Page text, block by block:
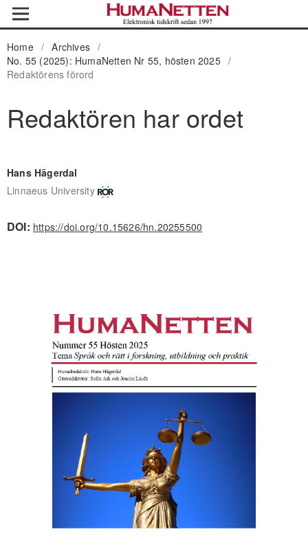
Home / Archives /
No. 55 (2025): HumaNetten Nr 55, hösten 2025 /
Redaktörens förord
Redaktören har ordet
Hans Hägerdal
Linnaeus University
DOI: https://doi.org/10.15626/hn.20255500